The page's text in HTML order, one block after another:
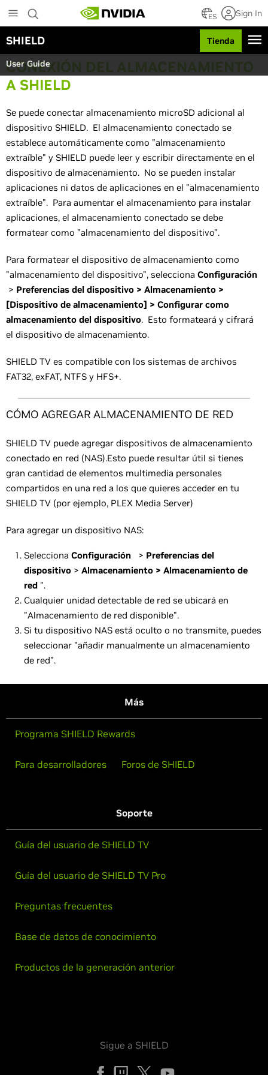
i
t
m
ES Sign In
SHIELD Tienda
User Guide
CONEXIÓN DEL ALMACENAMIENTO
A SHIELD
Se puede conectar almacenamiento microSD adicional al
dispositivo SHIELD. El almacenamiento conectado se
establece automáticamente como "almacenamiento
extraíble" y SHIELD puede leer y escribir directamente en el
dispositivo de almacenamiento. No se pueden instalar
aplicaciones ni datos de aplicaciones en el "almacenamiento
extraíble". Para aumentar el almacenamiento para instalar
aplicaciones, el almacenamiento conectado se debe
formatear como "almacenamiento del dispositivo".
Para formatear el dispositivo de almacenamiento como
"almacenamiento del dispositivo", selecciona Configuración
> Preferencias del dispositivo > Almacenamiento >
[Dispositivo de almacenamiento] > Configurar como
almacenamiento del dispositivo. Esto formateará y cifrará
el dispositivo de almacenamiento.
SHIELD TV es compatible con los sistemas de archivos
FAT32, exFAT, NTFS y HFS+.
CÓMO AGREGAR ALMACENAMIENTO DE RED
SHIELD TV puede agregar dispositivos de almacenamiento
conectado en red (NAS).Esto puede resultar útil si tienes
gran cantidad de elementos multimedia personales
compartidos en una red a los que quieres acceder en tu
SHIELD TV (por ejemplo, PLEX Media Server)
Para agregar un dispositivo NAS:
Selecciona Configuración > Preferencias del
dispositivo > Almacenamiento > Almacenamiento de
red ".
Cualquier unidad detectable de red se ubicará en
"Almacenamiento de red disponible".
Si tu dispositivo NAS está oculto o no transmite, puedes
seleccionar "añadir manualmente un almacenamiento
de red".
Más
Programa SHIELD Rewards
Para desarrolladores Foros de SHIELD
Soporte
Guía del usuario de SHIELD TV
Guía del usuario de SHIELD TV Pro
Preguntas frecuentes
Base de datos de conocimiento
Productos de la generación anterior
Sigue a SHIELD